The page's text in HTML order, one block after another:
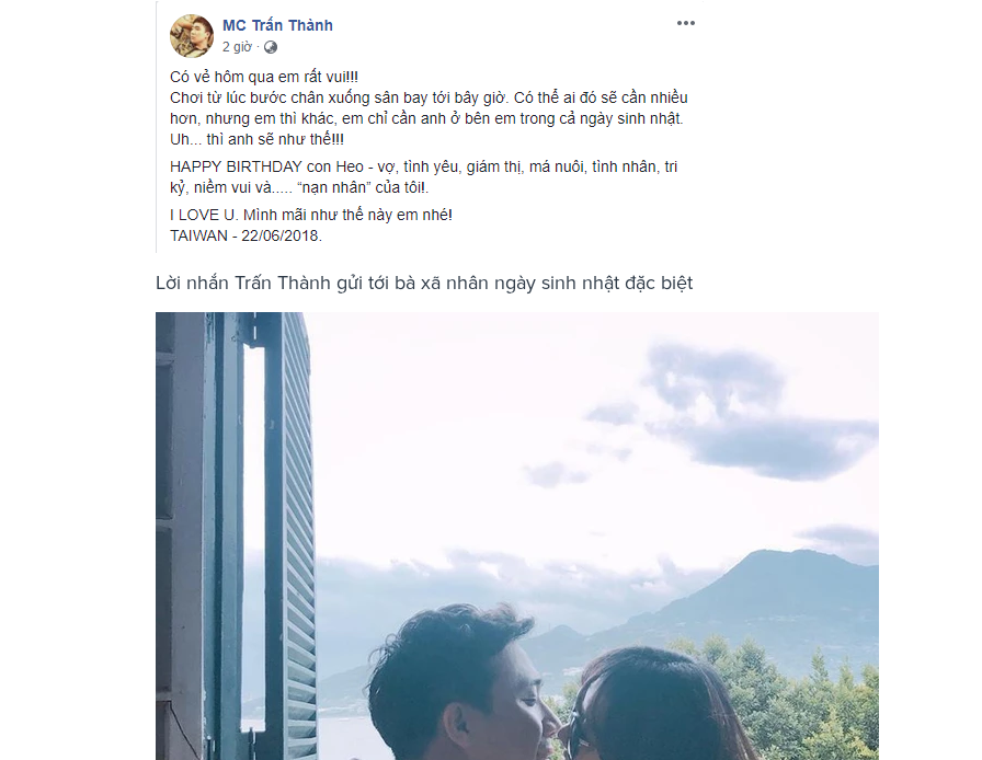
Lời nhắn Trấn Thành gửi tới bà xã nhân ngày sinh nhật đặc biệt